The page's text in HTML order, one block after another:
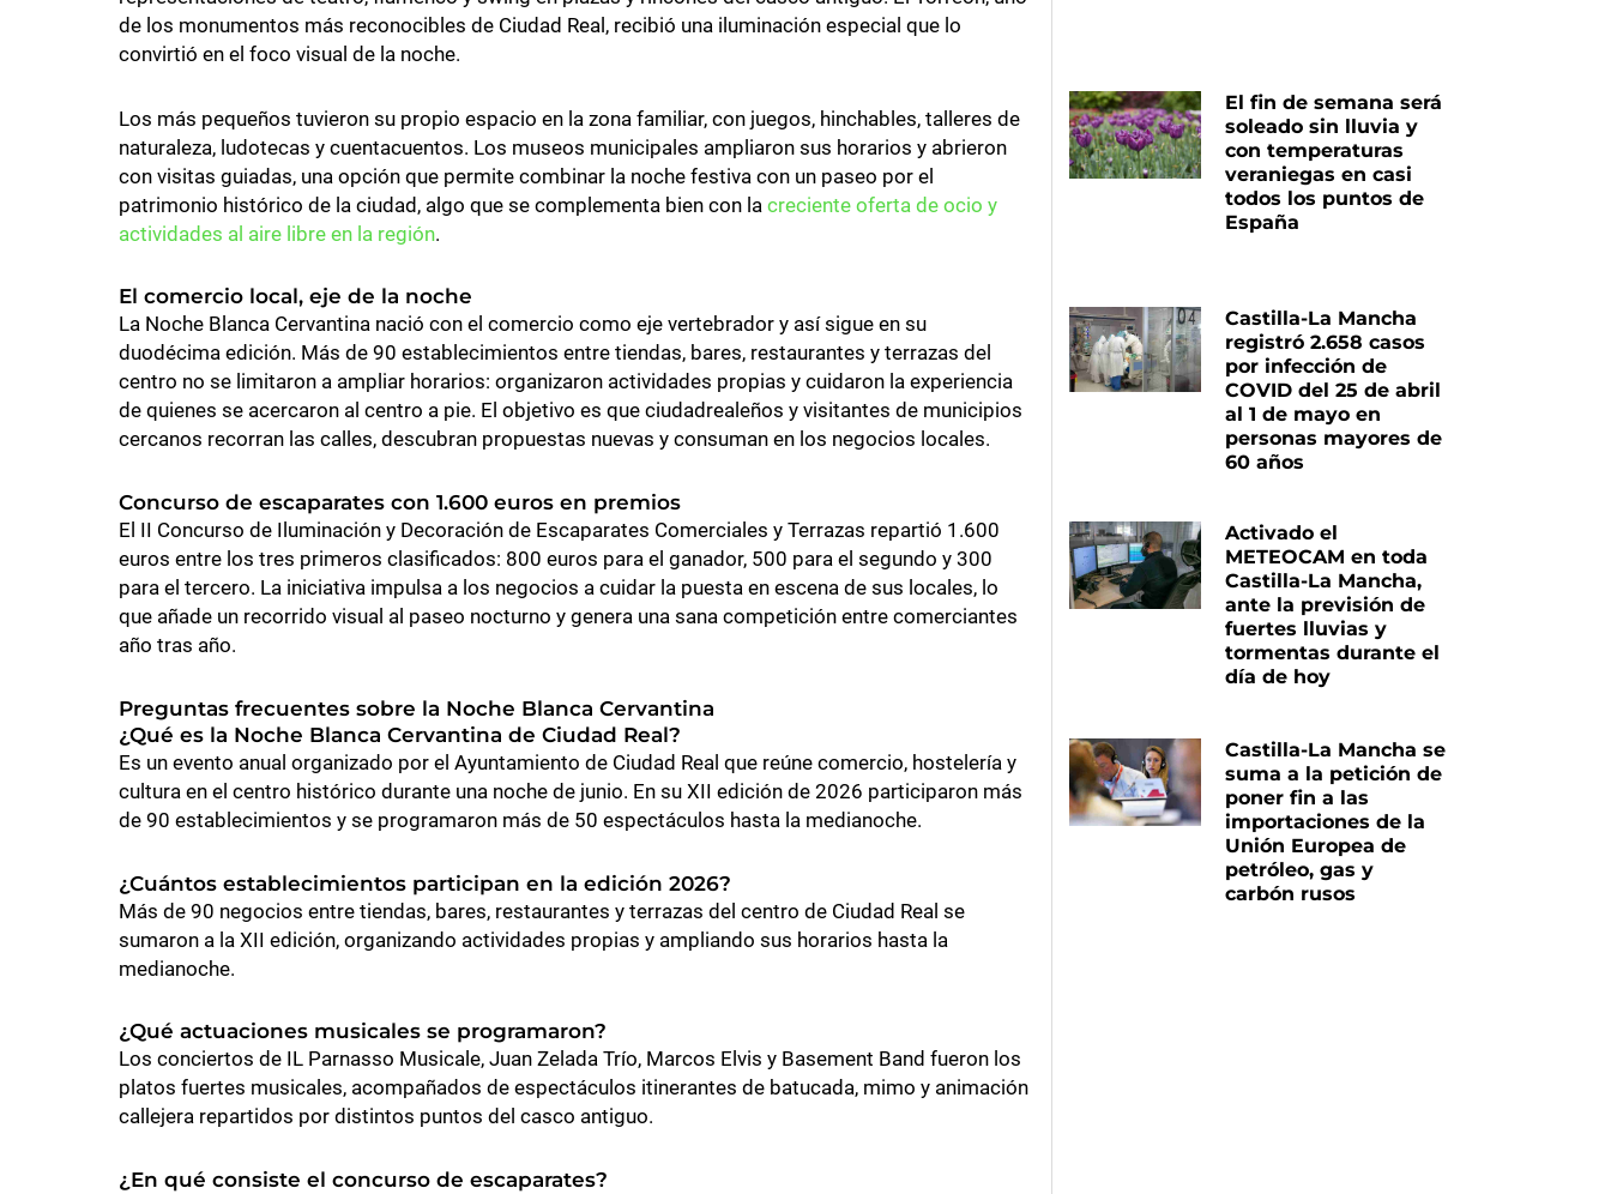
de los monumentos más reconocibles de Ciudad Real, recibió una iluminación especial que lo
convirtió en el foco visual de la noche.
Los más pequeños tuvieron su propio espacio en la zona familiar, con juegos, hinchables, talleres de
naturaleza, ludotecas y cuentacuentos. Los museos municipales ampliaron sus horarios y abrieron
con visitas guiadas, una opción que permite combinar la noche festiva con un paseo por el
patrimonio histórico de la ciudad, algo que se complementa bien con la creciente oferta de ocio y
actividades al aire libre en la región.
El comercio local, eje de la noche
La Noche Blanca Cervantina nació con el comercio como eje vertebrador y así sigue en su
duodécima edición. Más de 90 establecimientos entre tiendas, bares, restaurantes y terrazas del
centro no se limitaron a ampliar horarios: organizaron actividades propias y cuidaron la experiencia
de quienes se acercaron al centro a pie. El objetivo es que ciudadrealeños y visitantes de municipios
cercanos recorran las calles, descubran propuestas nuevas y consuman en los negocios locales.
Concurso de escaparates con 1.600 euros en premios
El II Concurso de Iluminación y Decoración de Escaparates Comerciales y Terrazas repartió 1.600
euros entre los tres primeros clasificados: 800 euros para el ganador, 500 para el segundo y 300
para el tercero. La iniciativa impulsa a los negocios a cuidar la puesta en escena de sus locales, lo
que añade un recorrido visual al paseo nocturno y genera una sana competición entre comerciantes
año tras año.
Preguntas frecuentes sobre la Noche Blanca Cervantina
¿Qué es la Noche Blanca Cervantina de Ciudad Real?
Es un evento anual organizado por el Ayuntamiento de Ciudad Real que reúne comercio, hostelería y
cultura en el centro histórico durante una noche de junio. En su XII edición de 2026 participaron más
de 90 establecimientos y se programaron más de 50 espectáculos hasta la medianoche.
¿Cuántos establecimientos participan en la edición 2026?
Más de 90 negocios entre tiendas, bares, restaurantes y terrazas del centro de Ciudad Real se
sumaron a la XII edición, organizando actividades propias y ampliando sus horarios hasta la
medianoche.
¿Qué actuaciones musicales se programaron?
Los conciertos de IL Parnasso Musicale, Juan Zelada Trío, Marcos Elvis y Basement Band fueron los
platos fuertes musicales, acompañados de espectáculos itinerantes de batucada, mimo y animación
callejera repartidos por distintos puntos del casco antiguo.
¿En qué consiste el concurso de escaparates?
El fin de semana será
soleado sin lluvia y
con temperaturas
veraniegas en casi
todos los puntos de
España
Castilla-La Mancha
registró 2.658 casos
por infección de
COVID del 25 de abril
al 1 de mayo en
personas mayores de
60 años
Activado el
METEOCAM en toda
Castilla-La Mancha,
ante la previsión de
fuertes lluvias y
tormentas durante el
día de hoy
Castilla-La Mancha se
suma a la petición de
poner fin a las
importaciones de la
Unión Europea de
petróleo, gas y
carbón rusos